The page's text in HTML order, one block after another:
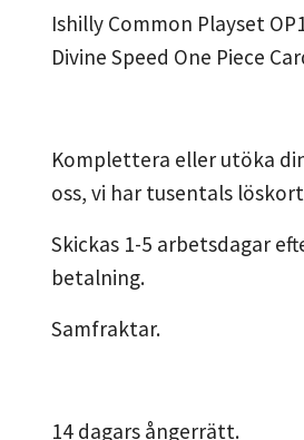
Ishilly Common Playset
Divine Speed One Piece
Komplettera eller utöka
oss, vi har tusentals
Skickas 1-5 arbetsdagar
betalning.
Samfraktar.
14 dagars ångerrätt.